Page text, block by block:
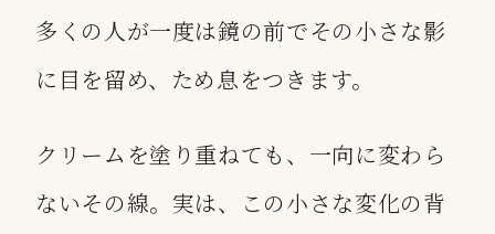
多くの人が一度は鏡の前でその小さな影
に目を留め、ため息をつきます。
クリームを塗り重ねても、一向に変わら
ないその線。実は、この小さな変化の背